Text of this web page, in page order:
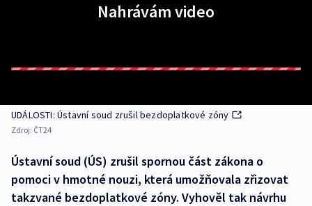
Nahrávám video
UDÁLOSTI: Ústavní soud zrušil bezdoplatkové zóny
Zdroj: ČT24
Ústavní soud (ÚS) zrušil spornou část zákona o
pomoci v hmotné nouzi, která umožňovala zřizovat
takzvané bezdoplatkové zóny. Vyhověl tak návrhu